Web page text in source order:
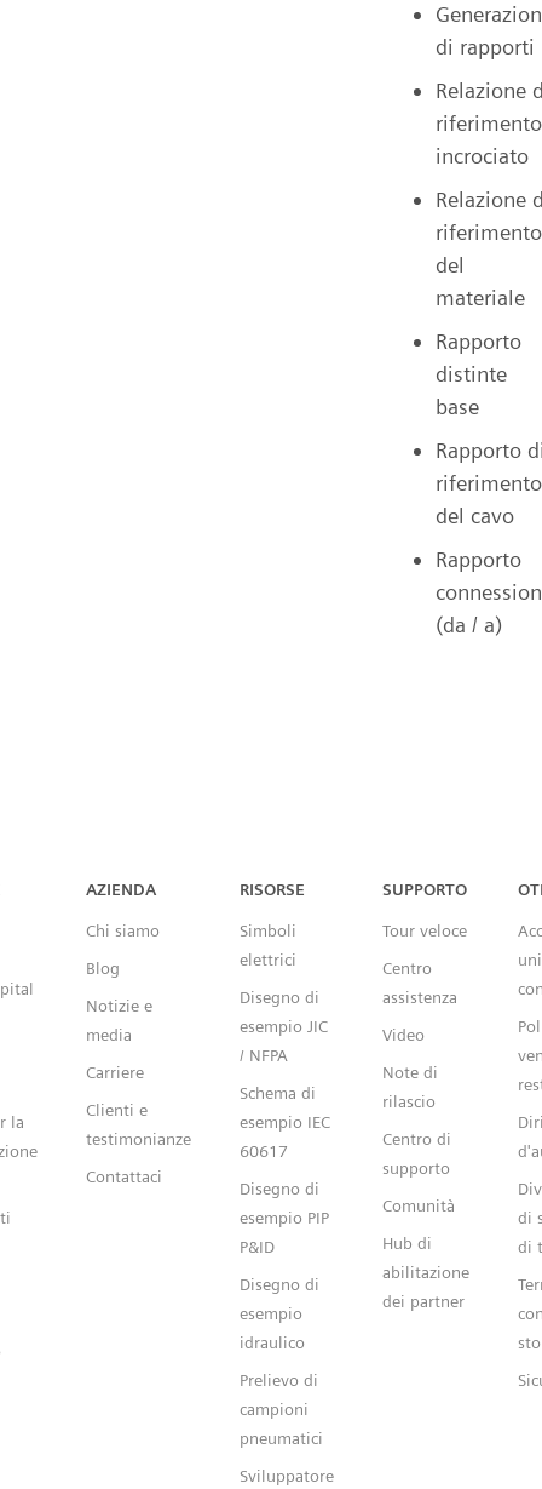
di rapporti
Relazione
riferimento
incrociato
Relazione
riferimento
del
materiale
Rapporto
distinte
base
Rapporto
riferimento
del cavo
Rapporto
(da / a)
Capital™ X Panel Designer
la
AZIENDA
Chi siamo
Blog
Notizie e
media
Carriere
Clienti e
testimonianze
Contattaci
RISORSE
Simboli
elettrici
Disegno di
esempio JIC
/ NFPA
Schema di
esempio IEC
60617
Disegno di
esempio PIP
P&ID
Disegno di
esempio
idraulico
Prelievo di
campioni
pneumatici
Sviluppatore
SUPPORTO
Tour veloce
Centro
assistenza
Video
Note di
rilascio
Centro di
supporto
Comunità
Hub di
abilitazione
dei partner
di
di